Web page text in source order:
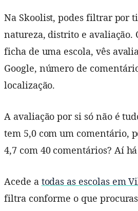
Na Skoolist, podes filtrar por
natureza, distrito e avaliação.
ficha de uma escola, vês
Google, número de
localização.
A avaliação por si só não é
tem 5,0 com um comentário,
4,7 com 40 comentários? Aí
Acede a todas as escolas em
filtra conforme o que